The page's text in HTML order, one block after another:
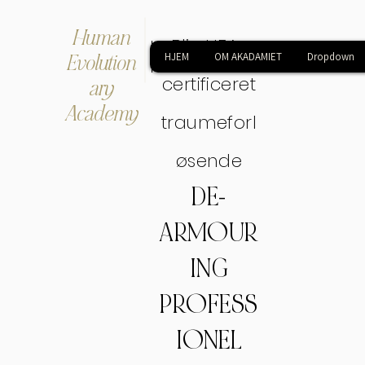
Human
Evolution
ary
Academy
Bliv HEA-
certificeret
traumeforl
øsende
DE-
ARMOUR
ING
PROFESS
IONEL
HJEM OM AKADAMIET Dropdown